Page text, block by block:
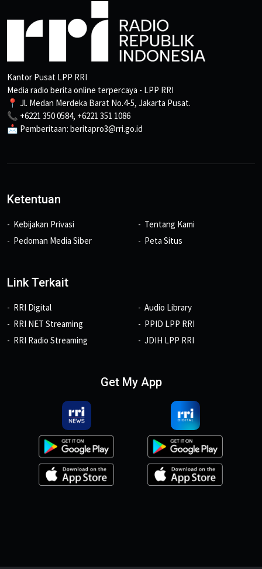
Kantor Pusat LPP RRI
Media radio berita online terpercaya - LPP RRI
📍 Jl. Medan Merdeka Barat No.4-5, Jakarta Pusat.
📞 +6221 350 0584, +6221 351 1086
📩 Pemberitaan: beritapro3@rri.go.id
Ketentuan
Kebijakan Privasi
Pedoman Media Siber
Tentang Kami
Peta Situs
Link Terkait
RRI Digital
RRI NET Streaming
RRI Radio Streaming
Audio Library
PPID LPP RRI
JDIH LPP RRI
Get My App